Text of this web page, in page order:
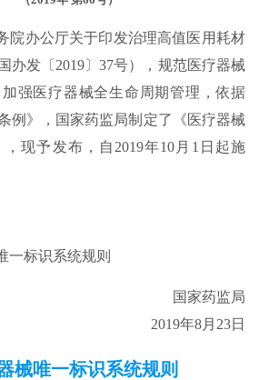
院办公厅关于印发治理高值医用耗材
办发〔2019〕37号），规范医疗器械
强医疗器械全生命周期管理，依据
例》，国家药监局制定了《医疗器械
现予发布，自2019年10月1日起施
一标识系统规则
国家药监局
2019年8月23日
械唯一标识系统规则